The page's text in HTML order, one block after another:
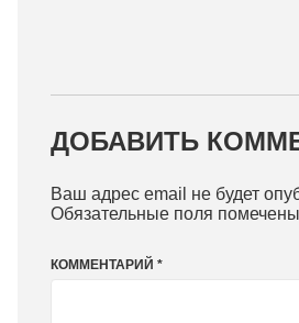
ДОБАВИТЬ
Ваш адрес email не будет
Обязательные поля помечены
КОММЕНТАРИЙ *